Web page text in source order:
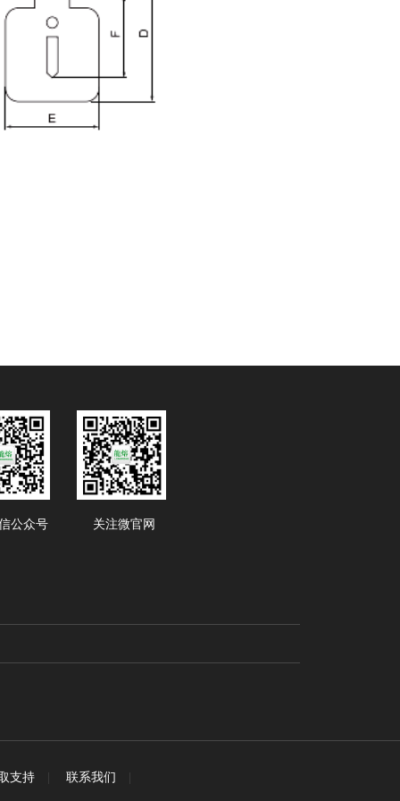
公众号 关注微官网
支持 | 联系我们 |